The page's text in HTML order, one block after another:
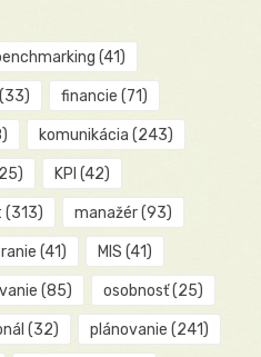
(41)
(33) financie (71)
komunikácia (243)
KPI (42)
(313) manažér(93)
(41) MIS (41)
(85) osobnosť(25)
(32) plánovanie (241)